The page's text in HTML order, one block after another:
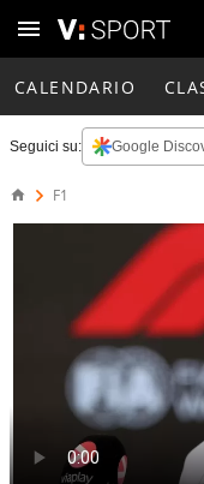
CALENDARIO
Seguici su: Google
F1